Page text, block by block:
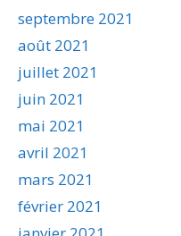
septembre 2021
août 2021
juillet 2021
juin 2021
mai 2021
avril 2021
mars 2021
février 2021